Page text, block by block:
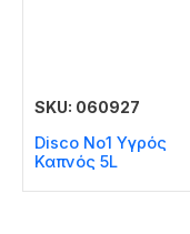
SKU: 060927
Disco No1 Υγρός
Καπνός 5L